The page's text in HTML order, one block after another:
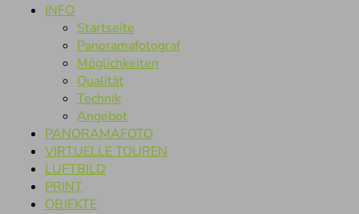
INFO
Startseite
Panoramafotograf
Möglichkeiten
Qualität
Technik
Angebot
PANORAMAFOTO
VIRTUELLE TOUREN
LUFTBILD
PRINT
OBJEKTE